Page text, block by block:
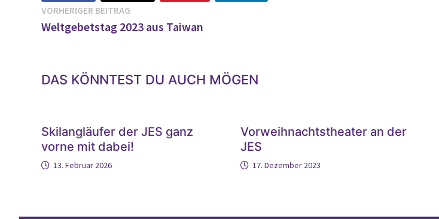
Beitragsnavigation
VORHERIGER BEITRAGVorheriger
Beitrag:
Weltgebetstag 2023 aus Taiwan
DAS KÖNNTEST DU AUCH MÖGEN
Skilangläufer der JES ganz
vorne mit dabei!
13. Februar 2026
Vorweihnachtstheater an der
JES
17. Dezember 2023